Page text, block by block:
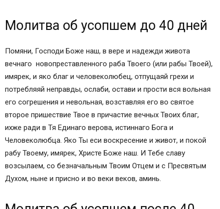
Молитва об усопшем до 40 дней
Помяни, Господи Боже наш, в вере и надежди живота
вечнаго новопреставленного раба Твоего (или рабы Твоей),
имярек, и яко благ и человеколюбец, отпущаяй грехи и
потребляяй неправды, ослаби, остави и прости вся вольная
его согрешения и невольная, возставляя его во святое
второе пришествие Твое в причастие вечных Твоих благ,
ихже ради в Тя Единаго верова, истиннаго Бога и
Человеколюбца. Яко Ты еси воскресение и живот, и покой
рабу Твоему, имярек, Христе Боже наш. И Тебе славу
возсылаем, со безначальным Твоим Отцем и с Пресвятым
Духом, ныне и присно и во веки веков, аминь.